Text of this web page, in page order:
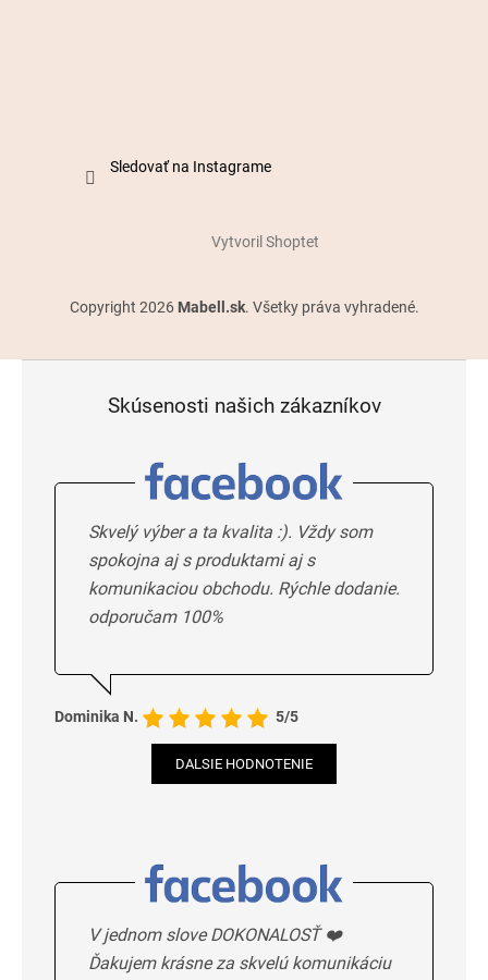
Sledovať na Instagrame
Vytvoril Shoptet
Copyright 2026 Mabell.sk. Všetky práva vyhradené.
Skúsenosti našich zákazníkov
Skvelý výber a ta kvalita :). Vždy som
spokojna aj s produktami aj s
komunikaciou obchodu. Rýchle dodanie.
odporučam 100%
Dominika N. 5/5
DALSIE HODNOTENIE
V jednom slove DOKONALOSŤ ❤️
Ďakujem krásne za skvelú komunikáciu